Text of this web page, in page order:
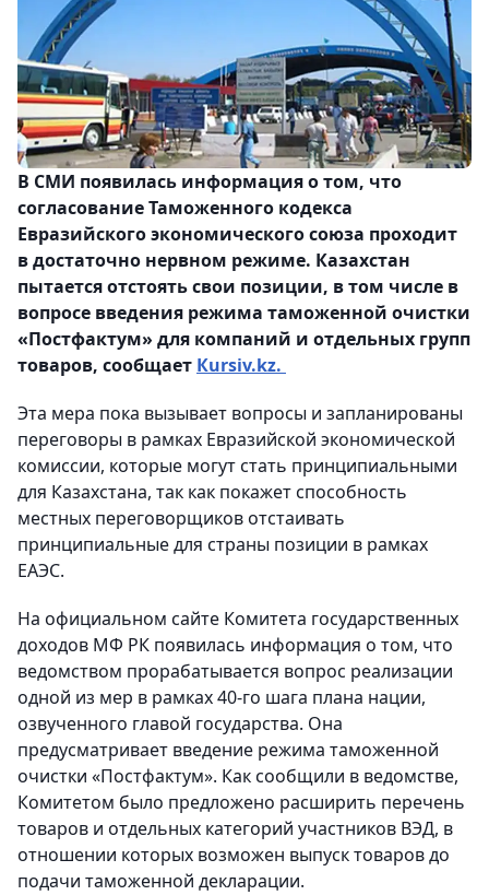
В СМИ появилась информация о том, что
согласование Таможенного кодекса
Евразийского экономического союза проходит
в достаточно нервном режиме. Казахстан
пытается отстоять свои позиции, в том числе в
вопросе введения режима таможенной очистки
«Постфактум» для компаний и отдельных групп
товаров, сообщает Кursiv.kz.
Эта мера пока вызывает вопросы и запланированы
переговоры в рамках Евразийской экономической
комиссии, которые могут стать принципиальными
для Казахстана, так как покажет способность
местных переговорщиков отстаивать
принципиальные для страны позиции в рамках
ЕАЭС.
На официальном сайте Комитета государственных
доходов МФ РК появилась информация о том, что
ведомством прорабатывается вопрос реализации
одной из мер в рамках 40-го шага плана нации,
озвученного главой государства. Она
предусматривает введение режима таможенной
очистки «Постфактум». Как сообщили в ведомстве,
Комитетом было предложено расширить перечень
товаров и отдельных категорий участников ВЭД, в
отношении которых возможен выпуск товаров до
подачи таможенной декларации.